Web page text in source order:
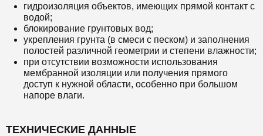
гидроизоляция объектов, имеющих прямой контакт с
водой;
блокирование грунтовых вод;
укрепления грунта (в смеси с песком) и заполнения
полостей различной геометрии и степени влажности;
при отсутствии возможности использования
мембранной изоляции или получения прямого
доступ к нужной области, особенно при большом
напоре влаги.
ТЕХНИЧЕСКИЕ ДАННЫЕ